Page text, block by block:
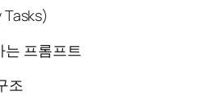
는 프롬프트
조